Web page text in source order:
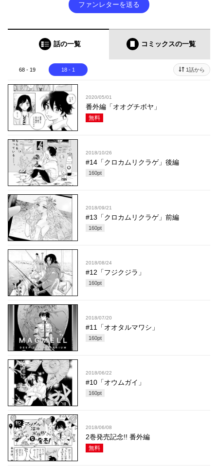
ファンレターを送る
話の一覧 コミックスの一覧
68 - 19 18 - 1 1話から
2020/05/01
番外編「オオグチボヤ」
無料
2018/10/26
#14「クロカムリクラゲ」後編
160pt
2018/09/21
#13「クロカムリクラゲ」前編
160pt
2018/08/24
#12「フジクジラ」
160pt
2018/07/20
#11「オオタルマワシ」
160pt
2018/06/22
#10「オウムガイ」
160pt
2018/06/08
2巻発売記念!! 番外編
無料